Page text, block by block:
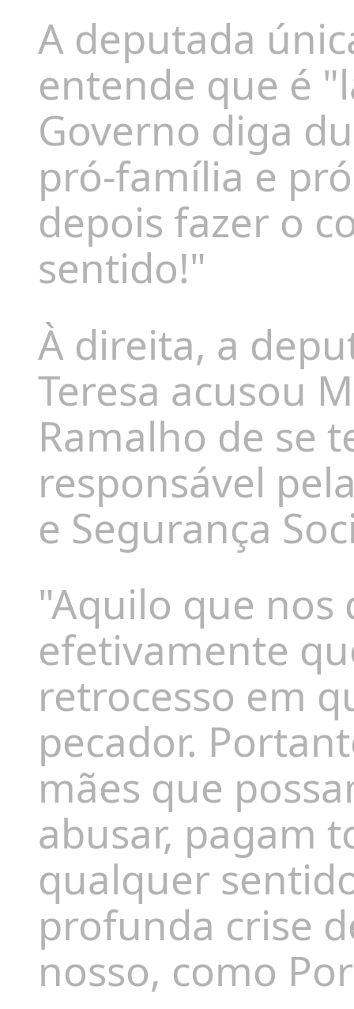
A deputada
entende que é
Governo diga
pró-família e
depois fazer o
sentido!"
À direita, a
Teresa acusou
Ramalho de se
responsável
e Segurança
"Aquilo que
efetivamente
retrocesso em
pecador.
mães que
abusar, pagam
qualquer
profunda crise
nosso, como